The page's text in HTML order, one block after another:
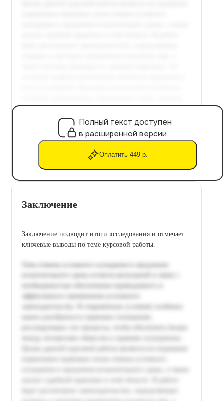
Полный текст доступен
в расширенной версии
Оплатить 449 р.
Заключение
Заключение подводит итоги исследования и отмечает
ключевые выводы по теме курсовой работы.